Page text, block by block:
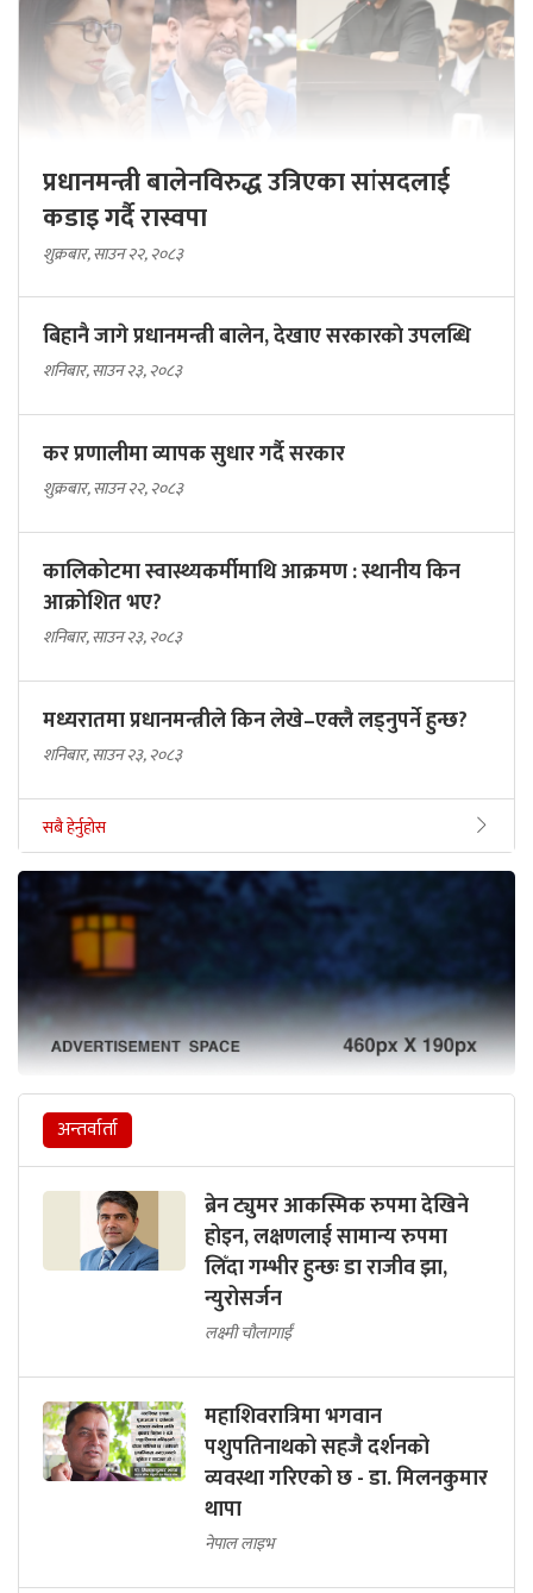
प्रधानमन्त्री बालेनविरुद्ध उत्रिएका सांसदलाई
कडाइ गर्दै रास्वपा
शुक्रबार, साउन २२, २०८३
बिहानै जागे प्रधानमन्त्री बालेन, देखाए सरकारकाे उपलब्धि
शनिबार, साउन २३, २०८३
कर प्रणालीमा व्यापक सुधार गर्दै सरकार
शुक्रबार, साउन २२, २०८३
कालिकोटमा स्वास्थ्यकर्मीमाथि आक्रमण : स्थानीय किन
आक्रोशित भए?
शनिबार, साउन २३, २०८३
मध्यरातमा प्रधानमन्त्रीले किन लेखे–एक्लै लड्नुपर्ने हुन्छ?
शनिबार, साउन २३, २०८३
सबै हेर्नुहोस
अन्तर्वार्ता
ब्रेन ट्युमर आकस्मिक रुपमा देखिने
होइन, लक्षणलाई सामान्य रुपमा
लिँदा गम्भीर हुन्छः डा राजीव झा,
न्युरोसर्जन
लक्ष्मी चौलागाईं
महाशिवरात्रिमा भगवान
पशुपतिनाथको सहजै दर्शनको
व्यवस्था गरिएको छ - डा. मिलनकुमार
थापा
नेपाल लाइभ